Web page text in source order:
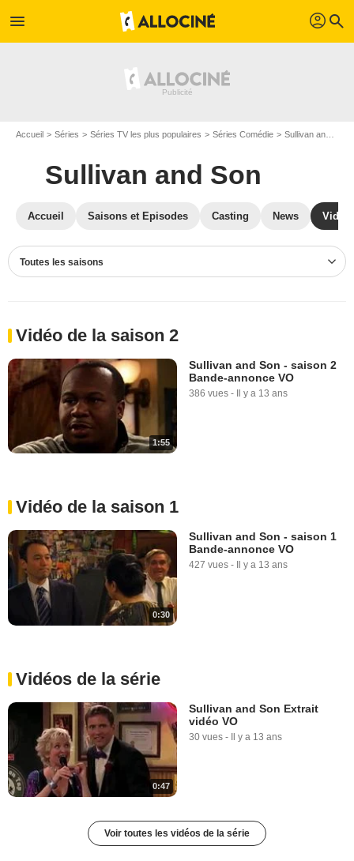
menu profil search
Accueil Séries Séries TV les plus populaires Séries Comédie Sullivan and Son
Sullivan and Son
Accueil Saisons et Episodes Casting News
Toutes les saisons
Vidéo de la saison 2
1:55
Sullivan and Son - saison 2
Bande-annonce VO
386 vues - Il y a 13 ans
Vidéo de la saison 1
0:30
Sullivan and Son - saison 1
Bande-annonce VO
427 vues - Il y a 13 ans
Vidéos de la série
0:47
Sullivan and Son Extrait
vidéo VO
30 vues - Il y a 13 ans
Voir toutes les vidéos de la série